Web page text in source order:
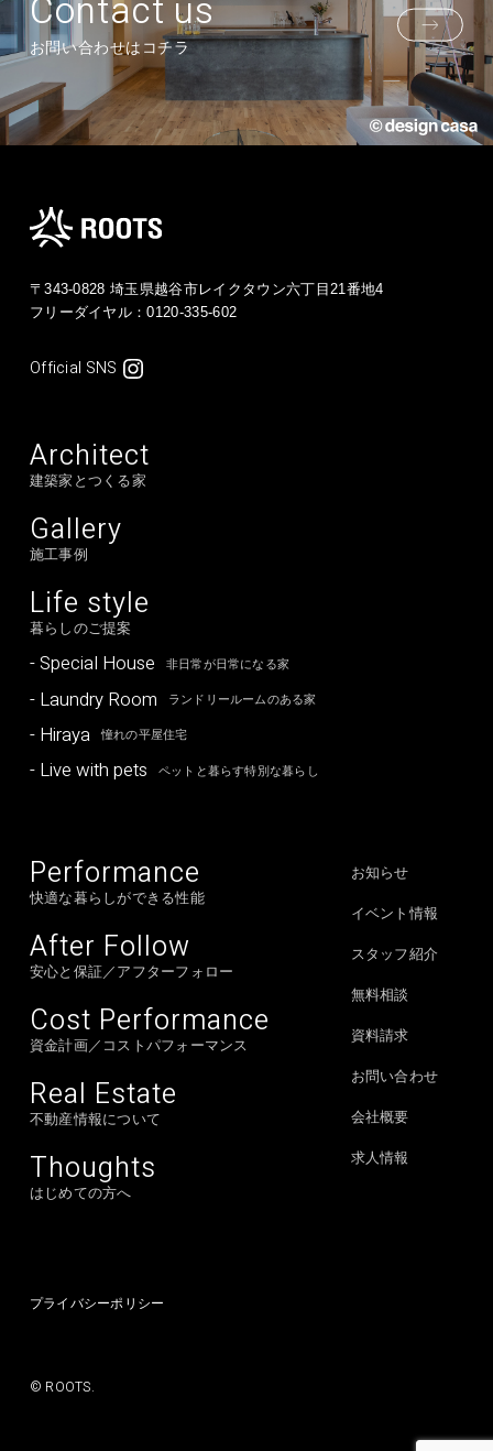
Contact us
お問い合わせはコチラ
〒343-0828 埼玉県越谷市レイクタウン六丁目21番地4
フリーダイヤル：0120-335-602
Official SNS
Architect
建築家とつくる家
Gallery
施工事例
Life style
暮らしのご提案
- Special House 非日常が日常になる家
- Laundry Room ランドリールームのある家
- Hiraya 憧れの平屋住宅
- Live with pets ペットと暮らす特別な暮らし
Performance
快適な暮らしができる性能
After Follow
安心と保証／アフターフォロー
Cost Performance
資金計画／コストパフォーマンス
Real Estate
不動産情報について
Thoughts
はじめての方へ
お知らせ
イベント情報
スタッフ紹介
無料相談
資料請求
お問い合わせ
会社概要
求人情報
プライバシーポリシー
© ROOTS.